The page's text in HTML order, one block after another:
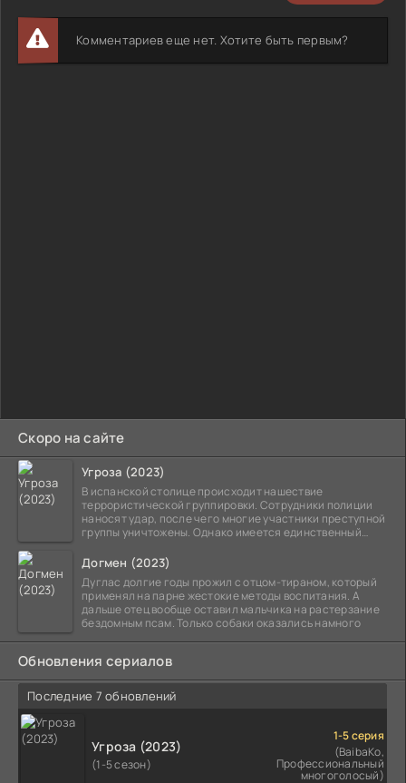
Скоро на сайте
Угроза (2023)
В испанской столице происходит нашествие
террористической группировки. Сотрудники полиции
наносят удар, после чего многие участники преступной
группы уничтожены. Однако имеется единственный
Догмен (2023)
Дуглас долгие годы прожил с отцом-тираном, который
применял на парне жестокие методы воспитания. А
дальше отец вообще оставил мальчика на растерзание
бездомным псам. Только собаки оказались намного
Обновления сериалов
Последние 7 обновлений
Угроза (2023)
(1-5 сезон)
1-5 серия
(BaibaKo,
Профессиональный
многоголосый)
Комментариев еще нет. Хотите быть первым?